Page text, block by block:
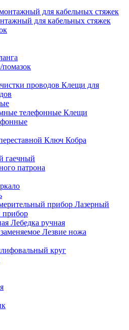
для кабельных стяжек
помазок
Клещи для
Клещи
Ключ Кобра
гаечный
патрона
Лазерный
прибор
Лебедка ручная
Лезвие ножа
круг